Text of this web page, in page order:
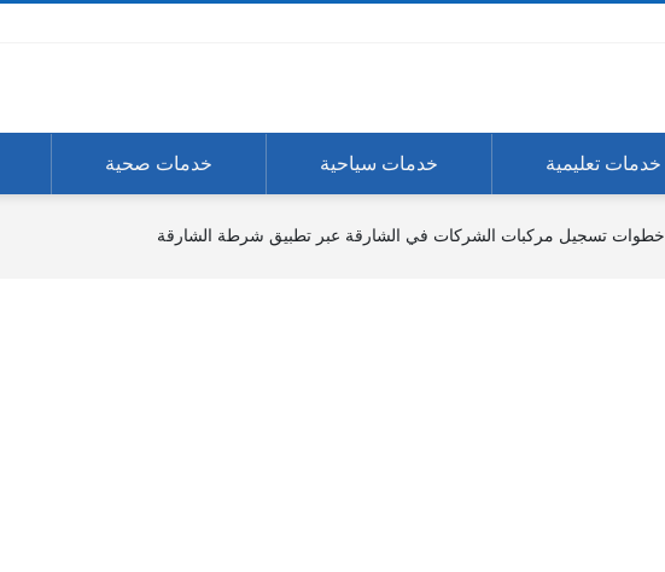
خدمات تعليمية خدمات سياحية خدمات صحية
خطوات تسجيل مركبات الشركات في الشارقة عبر تطبيق شرطة الشارقة